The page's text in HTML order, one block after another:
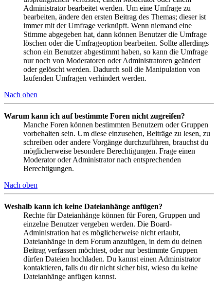
Administrator bearbeitet werden. Um eine Umfrage zu
bearbeiten, ändere den ersten Beitrag des Themas; dieser ist
immer mit der Umfrage verknüpft. Wenn niemand eine
Stimme abgegeben hat, dann können Benutzer die Umfrage
löschen oder die Umfrageoption bearbeiten. Sollte allerdings
schon ein Benutzer abgestimmt haben, so kann die Umfrage
nur noch von Moderatoren oder Administratoren geändert
oder gelöscht werden. Dadurch soll die Manipulation von
laufenden Umfragen verhindert werden.
Nach oben
Warum kann ich auf bestimmte Foren nicht zugreifen?
Manche Foren können bestimmten Benutzern oder Gruppen
vorbehalten sein. Um diese einzusehen, Beiträge zu lesen, zu
schreiben oder andere Vorgänge durchzuführen, brauchst du
möglicherweise besondere Berechtigungen. Frage einen
Moderator oder Administrator nach entsprechenden
Berechtigungen.
Nach oben
Weshalb kann ich keine Dateianhänge anfügen?
Rechte für Dateianhänge können für Foren, Gruppen und
einzelne Benutzer vergeben werden. Die Board-
Administration hat es möglicherweise nicht erlaubt,
Dateianhänge in dem Forum anzufügen, in dem du deinen
Beitrag verfassen möchtest, oder nur bestimmte Gruppen
dürfen Dateien hochladen. Du kannst einen Administrator
kontaktieren, falls du dir nicht sicher bist, wieso du keine
Dateianhänge anfügen kannst.